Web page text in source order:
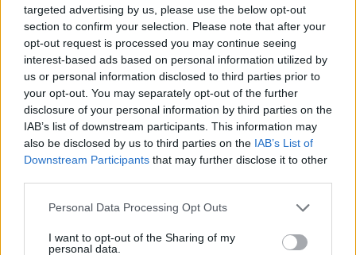
targeted advertising by us, please use the below opt-out
section to confirm your selection. Please note that after your
opt-out request is processed you may continue seeing
interest-based ads based on personal information utilized by
us or personal information disclosed to third parties prior to
your opt-out. You may separately opt-out of the further
disclosure of your personal information by third parties on the
IAB’s list of downstream participants. This information may
also be disclosed by us to third parties on the IAB’s List of
Downstream Participants that may further disclose it to other
Please note that this website/app uses one or more Google
not limited to your visit or usage behaviour. You may click to
Personal Data Processing Opt Outs
I want to opt-out of the Sharing of my
personal data.
Gallura, finti clienti svuotano le suite: furto da
50mila nel resort
Meteo Olbia 7 agosto, sole e caldo tornano
protagonisti
Test tunnel Olbia: rampe chiuse ancora fino a
amate dell’estate 2026